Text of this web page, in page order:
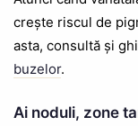
crește riscul de
asta, consultă și
buzelor.
Ai noduli, zone